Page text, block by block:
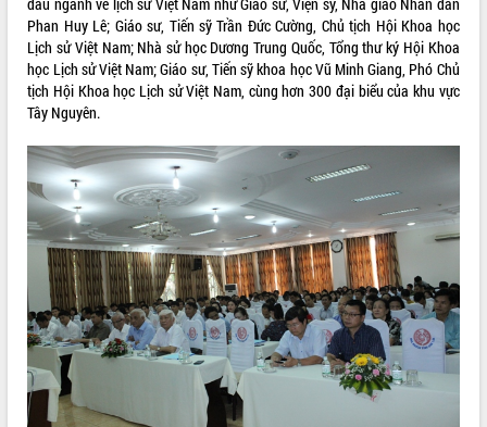
THÔNG TIN CHỈ ĐẠO ĐIỀU HÀNH
HỆ THỐNG VĂN BẢN
ĐIỂM TIN VĂN BẢN
QUY HOẠCH - KẾ HOẠCH
Phan Huy Lê; Giáo sư, Tiến sỹ Trần Đức Cường, Chủ tịch Hội Khoa học
Lịch sử Việt Nam; Nhà sử học Dương Trung Quốc, Tổng thư ký Hội Khoa
học Lịch sử Việt Nam; Giáo sư, Tiến sỹ khoa học Vũ Minh Giang, Phó Chủ
tịch Hội Khoa học Lịch sử Việt Nam, cùng hơn 300 đại biểu của khu vực
Tây Nguyên.